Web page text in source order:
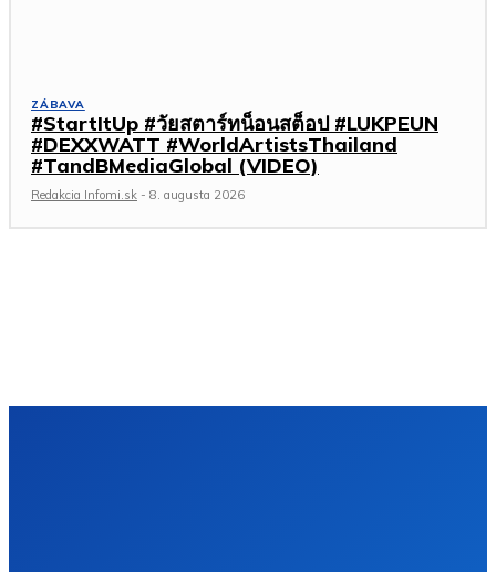
ZÁBAVA
#StartItUp #วัยสตาร์ทน็อนสต็อป #LUKPEUN
#DEXXWATT #WorldArtistsThailand
#TandBMediaGlobal (VIDEO)
Redakcia Infomi.sk - 8. augusta 2026